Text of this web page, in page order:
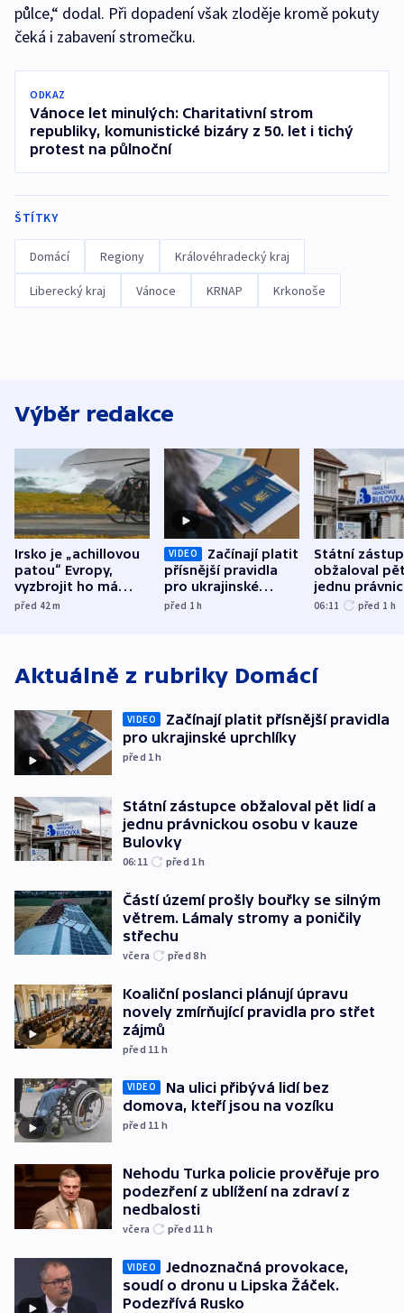
půlce,“ dodal. Při dopadení však zloděje kromě pokuty
čeká i zabavení stromečku.
ODKAZ
Vánoce let minulých: Charitativní strom
republiky, komunistické bizáry z 50. let i tichý
protest na půlnoční
ŠTÍTKY
Domácí Regiony Královéhradecký kraj
Liberecký kraj Vánoce KRNAP Krkonoše
Výběr redakce
Irsko je „achillovou
patou“ Evropy,
vyzbrojit ho má
Francie
před 42m
VIDEO
Začínají platit
přísnější pravidla
pro ukrajinské
uprchlíky
před 1h
Státní
obžaloval
jednu
osobu v
06:11 před 1 h
Aktuálně z rubriky Domácí
VIDEO
Začínají platit přísnější pravidla
pro ukrajinské uprchlíky
před 1h
Státní zástupce obžaloval pět lidí a
jednu právnickou osobu v kauze
Bulovky
06:11 před 1h
Částí území prošly bouřky se silným
větrem. Lámaly stromy a poničily
střechu
včera před 8h
Koaliční poslanci plánují úpravu
novely zmírňující pravidla pro střet
zájmů
před 11 h
VIDEO
Na ulici přibývá lidí bez
domova, kteří jsou na vozíku
před 11 h
Nehodu Turka policie prověřuje pro
podezření z ublížení na zdraví z
nedbalosti
včera před 11 h
VIDEO
Jednoznačná provokace,
soudí o dronu u Lipska Žáček.
Podezřívá Rusko